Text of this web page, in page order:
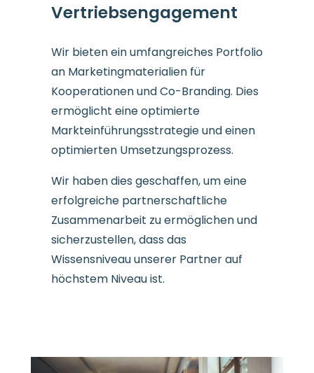
Vertriebsengagement
Wir bieten ein umfangreiches Portfolio
an Marketingmaterialien für
Kooperationen und Co-Branding. Dies
ermöglicht eine optimierte
Markteinführungsstrategie und einen
optimierten Umsetzungsprozess.
Wir haben dies geschaffen, um eine
erfolgreiche partnerschaftliche
Zusammenarbeit zu ermöglichen und
sicherzustellen, dass das
Wissensniveau unserer Partner auf
höchstem Niveau ist.